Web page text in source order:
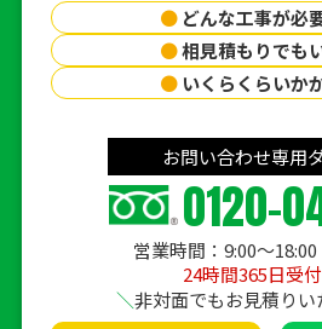
● どんな工事が必
●相見積もりでも
● いくらくらいか
お問い合わせ専用
0120-
営業時間：9:00〜
24時間365日受付
非対面でもお見積りい